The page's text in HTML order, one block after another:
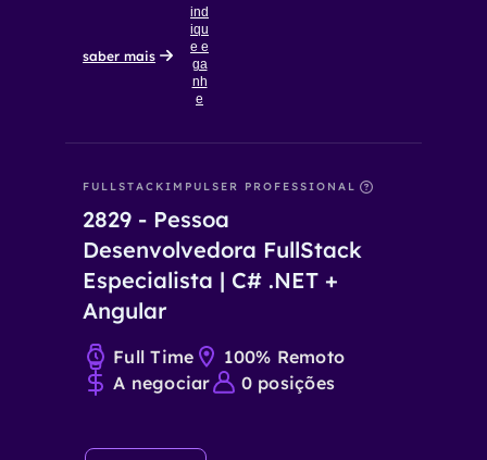
saber mais
ind
iqu
e e
ga
nh
e
FULLSTACKIMPULSER PROFESSIONAL
2829 - Pessoa
Desenvolvedora FullStack
Especialista | C# .NET +
Angular
Full Time
100% Remoto
A negociar
0 posições